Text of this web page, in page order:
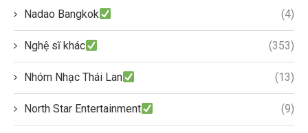
Nadao Bangkok (4)
Nghệ sĩ khác (353)
Nhóm Nhạc Thái Lan (13)
North Star Entertainment (9)